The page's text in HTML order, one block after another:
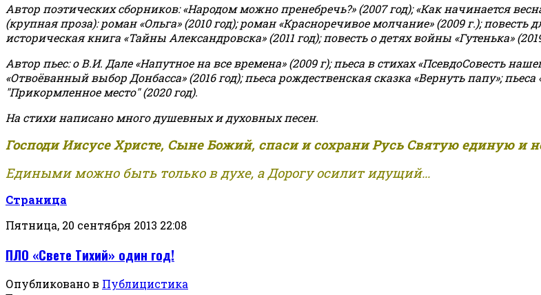
Автор поэтических сборников: «Народом можно пренебречь?» (2007 год); «Как начинается
(крупная проза): роман «Ольга» (2010 год); роман «Красноречивое молчание» (2009 г.);
историческая книга «Тайны Александровска» (2011 год); повесть о детях войны «Гутенька»
Автор пьес: о В.И. Дале «Напутное на все времена» (2009 г); пьеса в стихах «ПсевдоСовесть
«Отвоёванный выбор Донбасса» (2016 год); пьеса рождественская сказка «Вернуть папу»;
"Прикормленное место" (2020 год).
На стихи написано много душевных и духовных песен.
Господи Иисусе Христе, Сыне Божий, спаси и сохрани Русь Святую единую и
Едиными можно быть только в духе, а Дорогу осилит идущий...
Страница
Пятница, 20 сентября 2013 22:08
ПЛО «Свете Тихий» один год!
Опубликовано в Публицистика